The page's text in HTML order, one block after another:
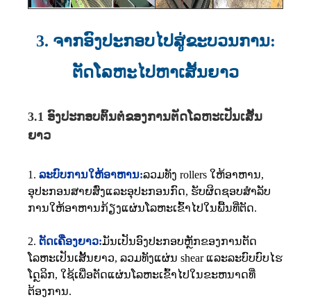
3. ຈາກອົງປະກອບໄປສູ່ຂະບວນການ:
ຕັດໂລຫະໄປຫາເສັ້ນຍາວ
3.1 ອົງປະກອບຕົ້ນຕໍຂອງການຕັດໂລຫະເປັນເສັ້ນ
ຍາວ
1. ລະ​ບົບ​ການ​ໃຫ້​ອາ​ຫານ​:ລວມທັງ rollers ໃຫ້ອາຫານ,
ອຸປະກອນສາຍສົ່ງແລະອຸປະກອນກົດ, ຮັບຜິດຊອບສໍາລັບ
ການໃຫ້ອາຫານກ້ຽງແຜ່ນໂລຫະເຂົ້າໄປໃນພື້ນທີ່ຕັດ.
2. ຕັດ​ເຄື່ອງ​ຍາວ​:ມັນເປັນອົງປະກອບຫຼັກຂອງການຕັດ
ໂລຫະເປັນເສັ້ນຍາວ, ລວມທັງແຜ່ນ shear ແລະລະບົບບົບໄຮ
ໂດຼລິກ, ໃຊ້ເພື່ອຕັດແຜ່ນໂລຫະເຂົ້າໄປໃນຂະຫນາດທີ່
ຕ້ອງການ.